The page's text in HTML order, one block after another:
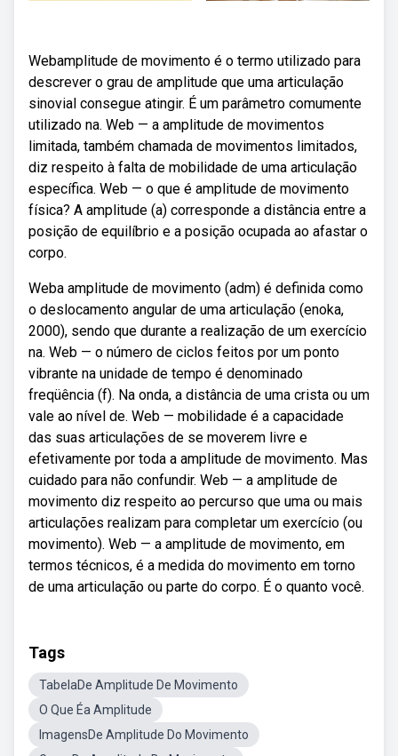
Webamplitude de movimento é o termo utilizado para
descrever o grau de amplitude que uma articulação
sinovial consegue atingir. É um parâmetro comumente
utilizado na. Web — a amplitude de movimentos
limitada, também chamada de movimentos limitados,
diz respeito à falta de mobilidade de uma articulação
específica. Web — o que é amplitude de movimento
física? A amplitude (a) corresponde a distância entre a
posição de equilíbrio e a posição ocupada ao afastar o
corpo.
Weba amplitude de movimento (adm) é definida como
o deslocamento angular de uma articulação (enoka,
2000), sendo que durante a realização de um exercício
na. Web — o número de ciclos feitos por um ponto
vibrante na unidade de tempo é denominado
freqüência (f). Na onda, a distância de uma crista ou um
vale ao nível de. Web — mobilidade é a capacidade
das suas articulações de se moverem livre e
efetivamente por toda a amplitude de movimento. Mas
cuidado para não confundir. Web — a amplitude de
movimento diz respeito ao percurso que uma ou mais
articulações realizam para completar um exercício (ou
movimento). Web — a amplitude de movimento, em
termos técnicos, é a medida do movimento em torno
de uma articulação ou parte do corpo. É o quanto você.
Tags
TabelaDe Amplitude De Movimento
O Que Éa Amplitude
ImagensDe Amplitude Do Movimento